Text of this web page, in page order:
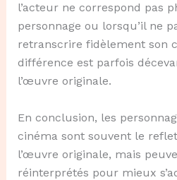
l’acteur ne correspond pas
personnage ou lorsqu’il ne
retranscrire fidèlement son
différence est parfois
l’œuvre originale.
En conclusion, les
cinéma sont souvent le
l’œuvre originale, mais
réinterprétés pour mieux